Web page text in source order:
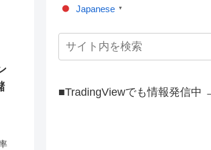
Japanese ▼
■TradingViewでも情報発信中